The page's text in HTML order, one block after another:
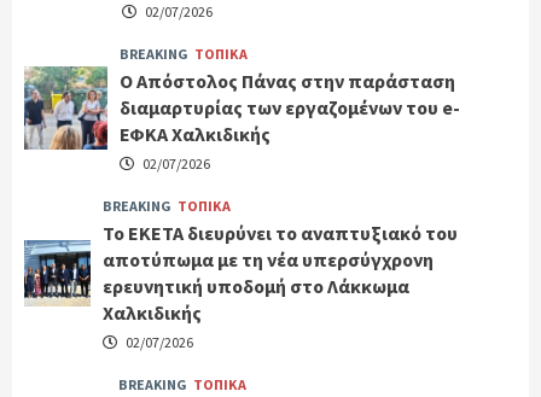
02/07/2026
BREAKING ΤΟΠΙΚΑ
Ο Απόστολος Πάνας στην παράσταση
διαμαρτυρίας των εργαζομένων του e-
ΕΦΚΑ Χαλκιδικής
02/07/2026
BREAKING ΤΟΠΙΚΑ
Το ΕΚΕΤΑ διευρύνει το αναπτυξιακό του
αποτύπωμα με τη νέα υπερσύγχρονη
ερευνητική υποδομή στο Λάκκωμα
Χαλκιδικής
02/07/2026
BREAKING ΤΟΠΙΚΑ